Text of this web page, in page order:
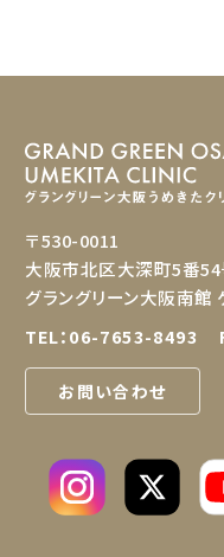
〒530-0011
大阪市北区大深町5番54
グラングリーン大阪南館
TEL：06-7653-8493
お問い合わせ